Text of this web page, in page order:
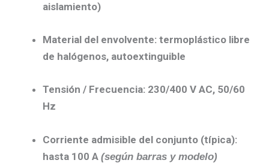
aislamiento)
Material del envolvente: termoplástico libre
de halógenos, autoextinguible
Tensión / Frecuencia: 230/400 V AC, 50/60
Hz
Corriente admisible del conjunto (típica):
hasta 100 A (según barras y modelo)